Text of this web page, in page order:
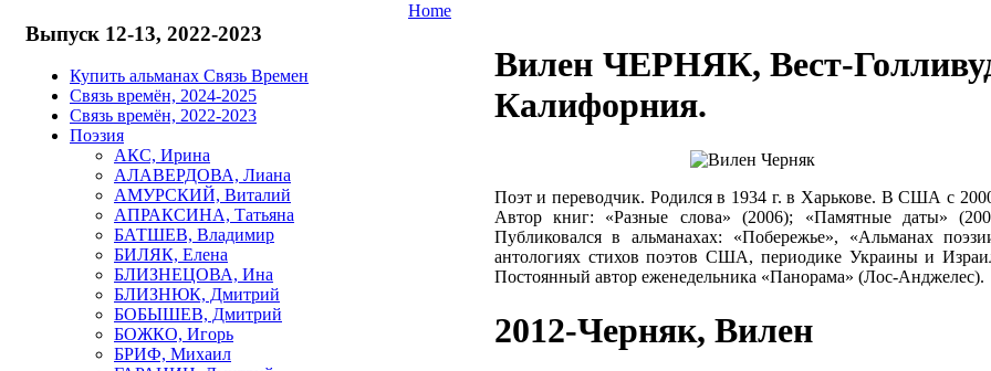
Выпуск 12-13, 2022-2023
Купить альманах Связь Времен
Связь времён, 2024-2025
Связь времён, 2022-2023
Поэзия
АКС, Ирина
АЛАВЕРДОВА, Лиана
АМУРСКИЙ, Виталий
АПРАКСИНА, Татьяна
БАТШЕВ, Владимир
БИЛЯК, Елена
БЛИЗНЕЦОВА, Ина
БЛИЗНЮК, Дмитрий
БОБЫШЕВ, Дмитрий
БОЖКО, Игорь
БРИФ, Михаил
Home
Вилен ЧЕРНЯК, Вест-
Калифорния.
Поэт и переводчик. Родился в 1934 г. в Харькове. В США с
Автор книг: «Разные слова» (2006); «Памятные даты»
Публиковался в альманахах: «Побережье», «Альманах
антологиях стихов поэтов США, периодике Украины и
Постоянный автор еженедельника «Панорама» (Лос-Анджелес).
2012-Черняк, Вилен